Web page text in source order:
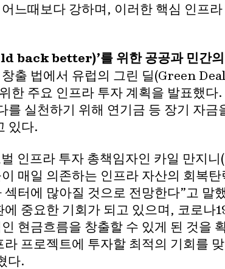
느때보다 강하며, 이러한 핵심 인프
back better)’를 위한 공공과 민간
출 법에서 유럽의 그린 딜(Green
한 주요 인프라 투자 계획을 발표했
를 실천하기 위해 연기금 등 장기 자
있다.
인프라 투자 총책임자인 카일 만지
매일 의존하는 인프라 자산의 회복
터에 많아질 것으로 전망한다”고 말
에 중요한 기회가 되고 있으며, 코로나
현금흐름을 창출할 수 있게 된 것을
프로젝트에 투자할 최적의 기회를
다.